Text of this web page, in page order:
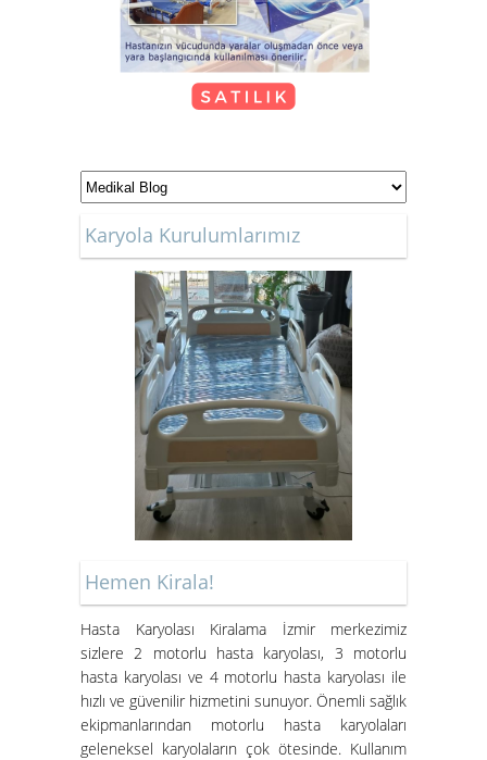
KİRALIK TEKERLEKLİ
Kiralık Hasta Karyolası Bostanlı
Kiralık Hasta Karyolası
Hasta Karyolası Kiralama
Hizmeti
Karyola Kurulumlarımız
Hemen Kirala!
Hasta Karyolası Kiralama İzmir merkezimiz
sizlere 2 motorlu hasta karyolası, 3 motorlu
hasta karyolası ve 4 motorlu hasta karyolası ile
hızlı ve güvenilir hizmetini sunuyor. Önemli sağlık
ekipmanlarından motorlu hasta karyolaları
geleneksel karyolaların çok ötesinde. Kullanım